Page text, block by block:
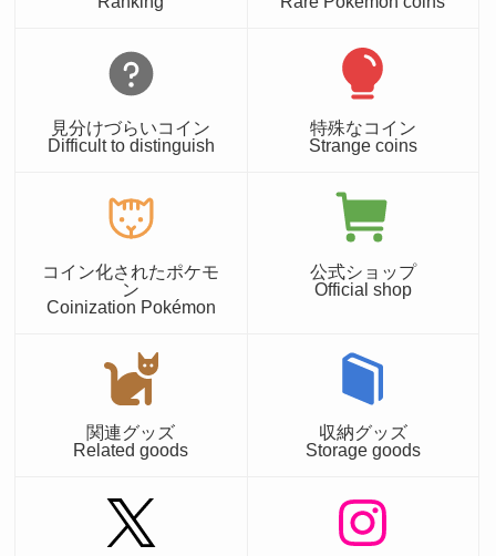
見分けづらいコイン
Difficult to distinguish
特殊なコイン
Strange coins
コイン化されたポケモ
ン
Coinization Pokémon
公式ショップ
Official shop
関連グッズ
Related goods
収納グッズ
Storage goods